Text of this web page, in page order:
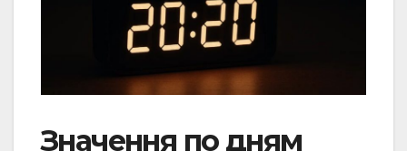
Значення по дням